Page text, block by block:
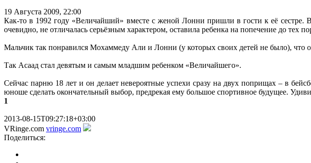
19 Августа 2009, 22:00
Как-то в 1992 году «Величайший» вместе с женой Лонни пришли в гости к её сестре.
очевидно, не отличалась серьёзным характером, оставила ребенка на попечение до тех
Мальчик так понравился Мохаммеду Али и Лонни (у которых своих детей не было), что
Так Асаад стал девятым и самым младшим ребенком «Величайшего».
Сейчас парню 18 лет и он делает невероятные успехи сразу на двух поприщах – в
юноше сделать окончательный выбор, предрекая ему большое спортивное будущее.
1
2013-08-15T09:27:18+03:00
VRinge.com vringe.com
Поделиться: